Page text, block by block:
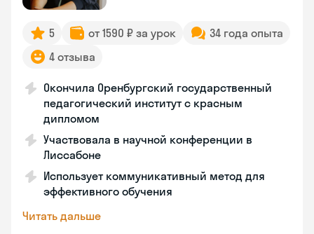
5 от 1590 ₽ за урок
34 года опыта
4 отзыва
Окончила Оренбургский государственный
педагогический институт с красным
дипломом
Участвовала в научной конференции в
Лиссабоне
Использует коммуникативный метод для
эффективного обучения
Читать дальше